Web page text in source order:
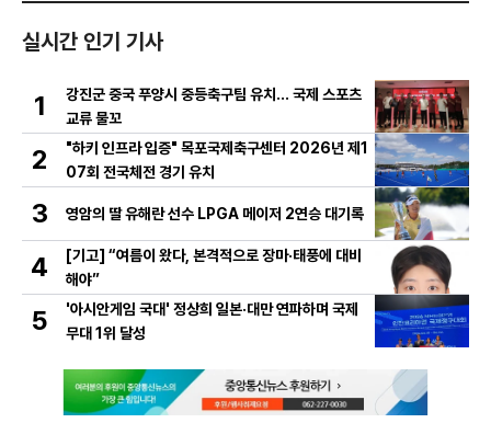
실시간 인기 기사
1
강진군 중국 푸양시 중등축구팀 유치… 국제 스포츠
교류 물꼬
2
"하키 인프라 입증" 목포국제축구센터 2026년 제1
07회 전국체전 경기 유치
3 영암의 딸 유해란 선수 LPGA 메이저 2연승 대기록
4
[기고] “여름이 왔다, 본격적으로 장마·태풍에 대비
해야”
5
'아시안게임 국대' 정상희 일본·대만 연파하며 국제
무대 1위 달성